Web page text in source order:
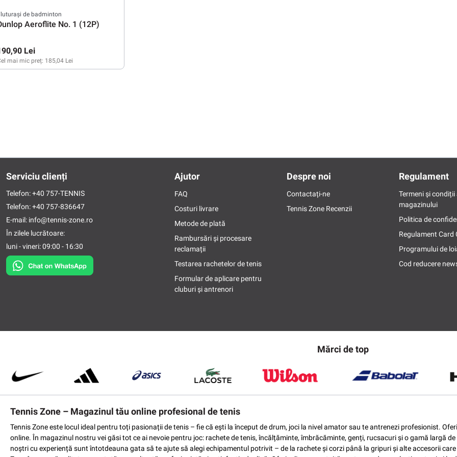
de badminton
Aeroflite No. 1 (12P)
Lei
mai mic preț: 185,04 Lei
Serviciu clienți
Telefon:+40 757-TENNIS
Telefon:+40 757-836647
E-mail: info@tennis-zone.ro
În zilele lucrătoare:
luni - vineri: 09:00 - 16:30
Ajutor
FAQ
Costuri livrare
Metode de plată
Rambursări și procesare
reclamații
Testarea rachetelor de tenis
Formular de aplicare pentru
cluburi și antrenori
Despre noi
Contactați-ne
Tennis Zone Recenzii
Regulament
Termeni și condiții
magazinului
Politica de
Regulament Card
Programului de
Cod reducere
Mărci de top
Tennis Zone – Magazinul tău online profesional de tenis
Tennis Zone este locul ideal pentru toți pasionații de tenis – fie că ești la început de drum, joci la nivel amator sau te antrenezi profesionist.
online. În magazinul nostru vei găsi tot ce ai nevoie pentru joc: rachete de tenis, încălțăminte, îmbrăcăminte, genți, rucsacuri și o gamă largă
noștri cu experiență sunt întotdeauna gata să te ajute să alegi echipamentul potrivit – de la rachete și corzi până la gripuri și alte accesorii